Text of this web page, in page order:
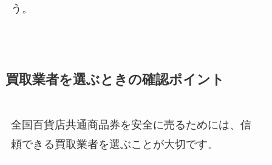
う。
買取業者を選ぶときの確認ポイント
全国百貨店共通商品券を安全に売るためには、信
頼できる買取業者を選ぶことが大切です。